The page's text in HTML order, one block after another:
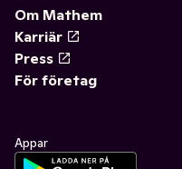
Om Mathem
Karriär
Press
För företag
Appar